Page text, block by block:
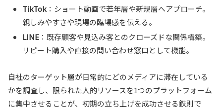
TikTok：ショート動画で若年層や新規層へアプローチ。
親しみやすさや現場の臨場感を伝える。
LINE ：既存顧客や見込み客とのクローズドな関係構築。
リピート購入や直接の問い合わせ窓口として機能。
自社のターゲット層が日常的にどのメディアに滞在している
かを調査し、限られた人的リソースを1つのプラットフォーム
に集中させることが、初期の立ち上げを成功させる鉄則で